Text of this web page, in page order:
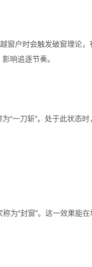
窗户时会触发破窗理论，
响追逐节奏。
“一刀斩”。处于此状态
为“封窗”。这一效果能